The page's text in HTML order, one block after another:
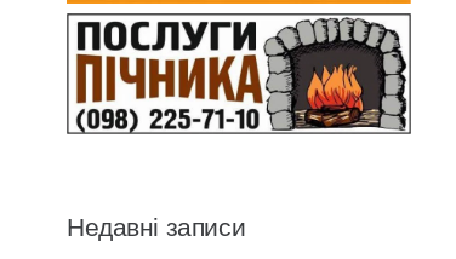
Недавні записи